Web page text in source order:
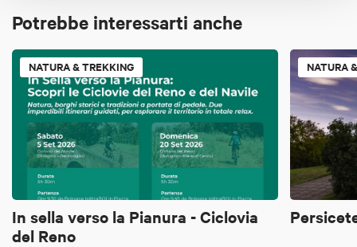
Potrebbe interessarti anche
NATURA & TREKKING
In sella verso la Pianura - Ciclovia
del Reno
NATURA